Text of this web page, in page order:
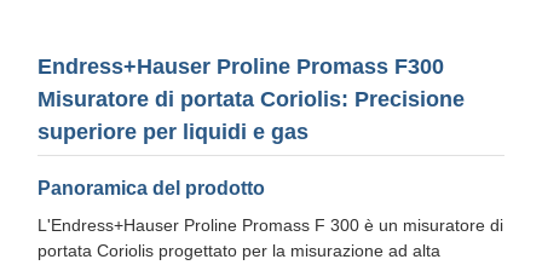
Endress+Hauser Proline Promass F300
Misuratore di portata Coriolis: Precisione
superiore per liquidi e gas
Panoramica del prodotto
L'Endress+Hauser Proline Promass F 300 è un misuratore di
portata Coriolis progettato per la misurazione ad alta